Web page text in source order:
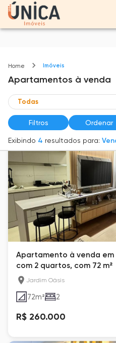
Home Imóveis
Apartamentos à venda
Filtros Ordenar
Exibindo 4 resultados para:
Apartamento à venda em
com 2 quartos, com 72 m²
Jardim Oásis
72m² 2
R$ 260.000